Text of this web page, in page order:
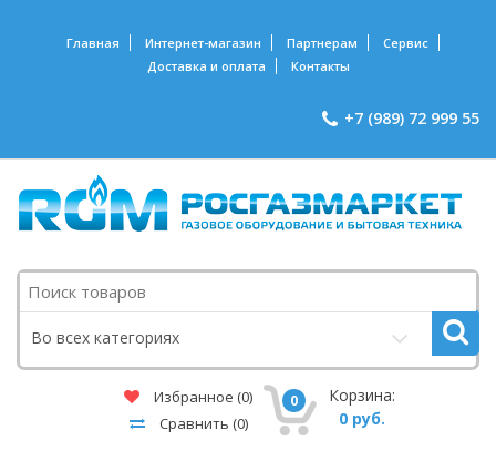
Главная Интернет-магазин Партнерам
Сервис
Доставка и оплата
Контакты
+7 (989) 72 999 55
Поиск
Во всех категориях
Избранное (0)
Сравнить (0)
0
Корзина:
0 руб.